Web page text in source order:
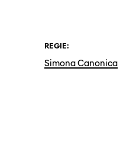
REGIE:
Simona Canonica